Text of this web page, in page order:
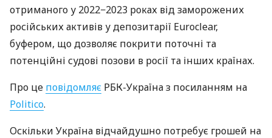
отриманого у 2022−2023 роках від заморожених
російських активів у депозитарії Euroclear,
буфером, що дозволяє покрити поточні та
потенційні судові позови в росії та інших країнах.
Про це повідомляє РБК-Україна з посиланням на
Politico.
Оскільки Україна відчайдушно потребує грошей на